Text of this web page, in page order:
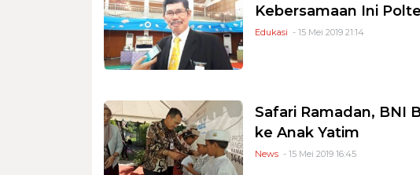
Kebersamaan Ini
Edukasi - 15 Mei 2019 21:14
Safari Ramadan, BNI
ke Anak Yatim
News - 15 Mei 2019 16:45